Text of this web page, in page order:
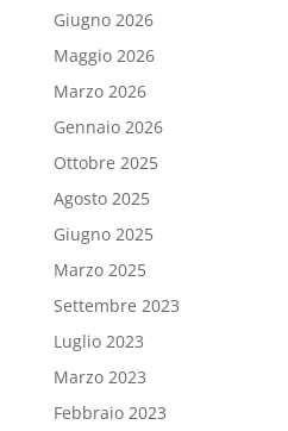
Giugno 2026
Maggio 2026
Marzo 2026
Gennaio 2026
Ottobre 2025
Agosto 2025
Giugno 2025
Marzo 2025
Settembre 2023
Luglio 2023
Marzo 2023
Febbraio 2023